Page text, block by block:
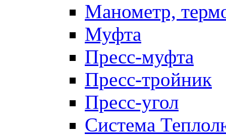
Манометр,
Муфта
Пресс-муфта
Пресс-тройник
Пресс-угол
Система